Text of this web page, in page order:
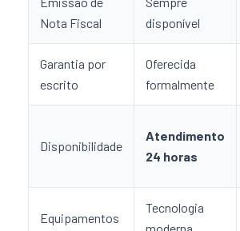
Nota Fiscal
disponível
Garantia por
escrito
Oferecida
formalmente
Disponibilidade
Atendimento
24 horas
Equipamentos
Tecnologia